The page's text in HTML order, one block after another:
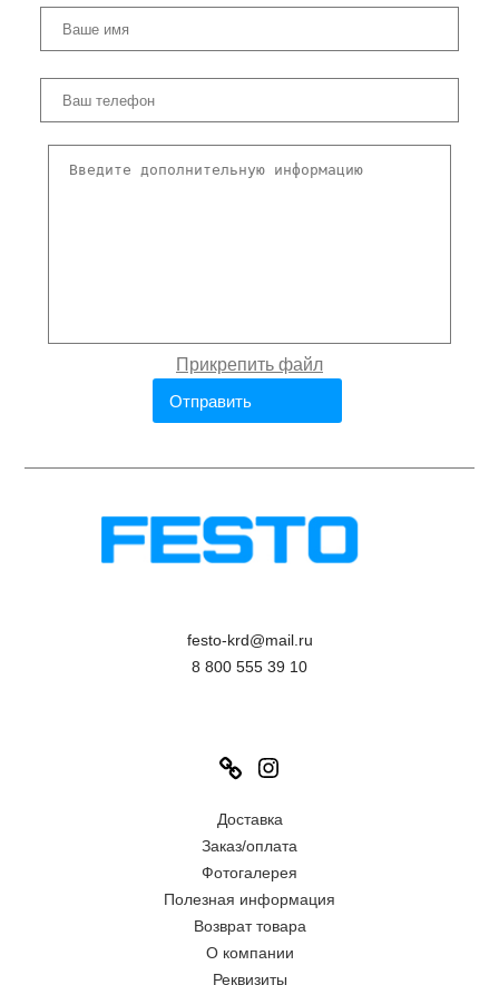
festo-krd@mail.ru
8 800 555 39 10
Link
Доставка
Заказ/оплата
Фотогалерея
Полезная информация
Возврат товара
О компании
Реквизиты